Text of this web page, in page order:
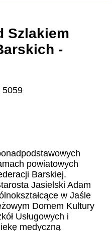
Szlakiem
-
5059
powiatowych
Barskiej.
Jasielski Adam
w Jaśle
Domem Kultury
Usługowych i
medyczną